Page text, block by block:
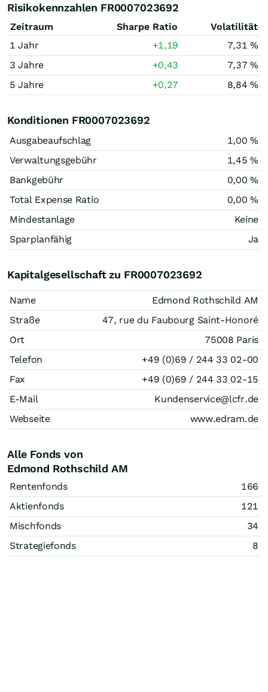
Risikokennzahlen FR0007023692
Zeitraum Sharpe Ratio
Volatilität
1 Jahr
+1,19
7,31 %
3 Jahre
+0,43
7,37 %
5 Jahre
+0,27 8,84 %
Konditionen FR0007023692
Ausgabeaufschlag
1,00 %
Verwaltungsgebühr
1,45 %
Bankgebühr
0,00 %
Total Expense Ratio
0,00 %
Mindestanlage
Keine
Sparplanfähig
Ja
Kapitalgesellschaft zu FR0007023692
Name
Edmond Rothschild AM
Straße
47, rue du Faubourg Saint-Honoré
Ort
75008 Paris
Telefon
+49 (0)69 / 244 33 02-00
Fax
+49 (0)69 / 244 33 02-15
E-Mail
Kundenservice@lcfr.de
Webseite
www.edram.de
Alle Fonds von
Edmond Rothschild AM
Rentenfonds
166
Aktienfonds
121
Mischfonds
34
Strategiefonds
8